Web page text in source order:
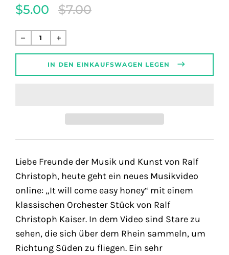
$5.00
Translation
de.products.product.regular_price
$7.00
Normaler
Preis
IN DEN EINKAUFSWAGEN LEGEN
Liebe Freunde der Musik und Kunst von Ralf
Christoph, heute geht ein neues Musikvideo
online: „It will come easy honey“ mit einem
klassischen Orchester Stück von Ralf
Christoph Kaiser. In dem Video sind Stare zu
sehen, die sich über dem Rhein sammeln, um
Richtung Süden zu fliegen. Ein sehr